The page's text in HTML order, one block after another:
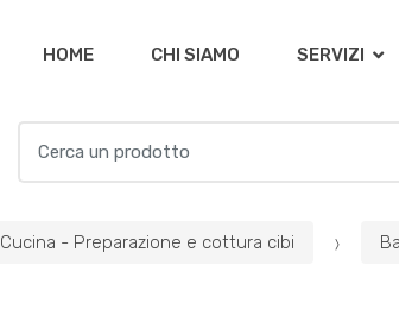
HOME CHI SIAMO SERVIZI
Cucina - Preparazione e cottura cibi